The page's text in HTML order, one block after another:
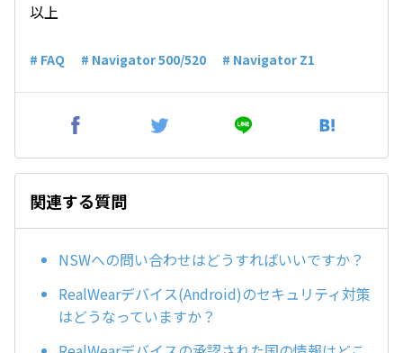
以上
# FAQ # Navigator 500/520 # Navigator Z1
関連する質問
NSWへの問い合わせはどうすればいいですか？
RealWearデバイス(Android)のセキュリティ対策
はどうなっていますか？